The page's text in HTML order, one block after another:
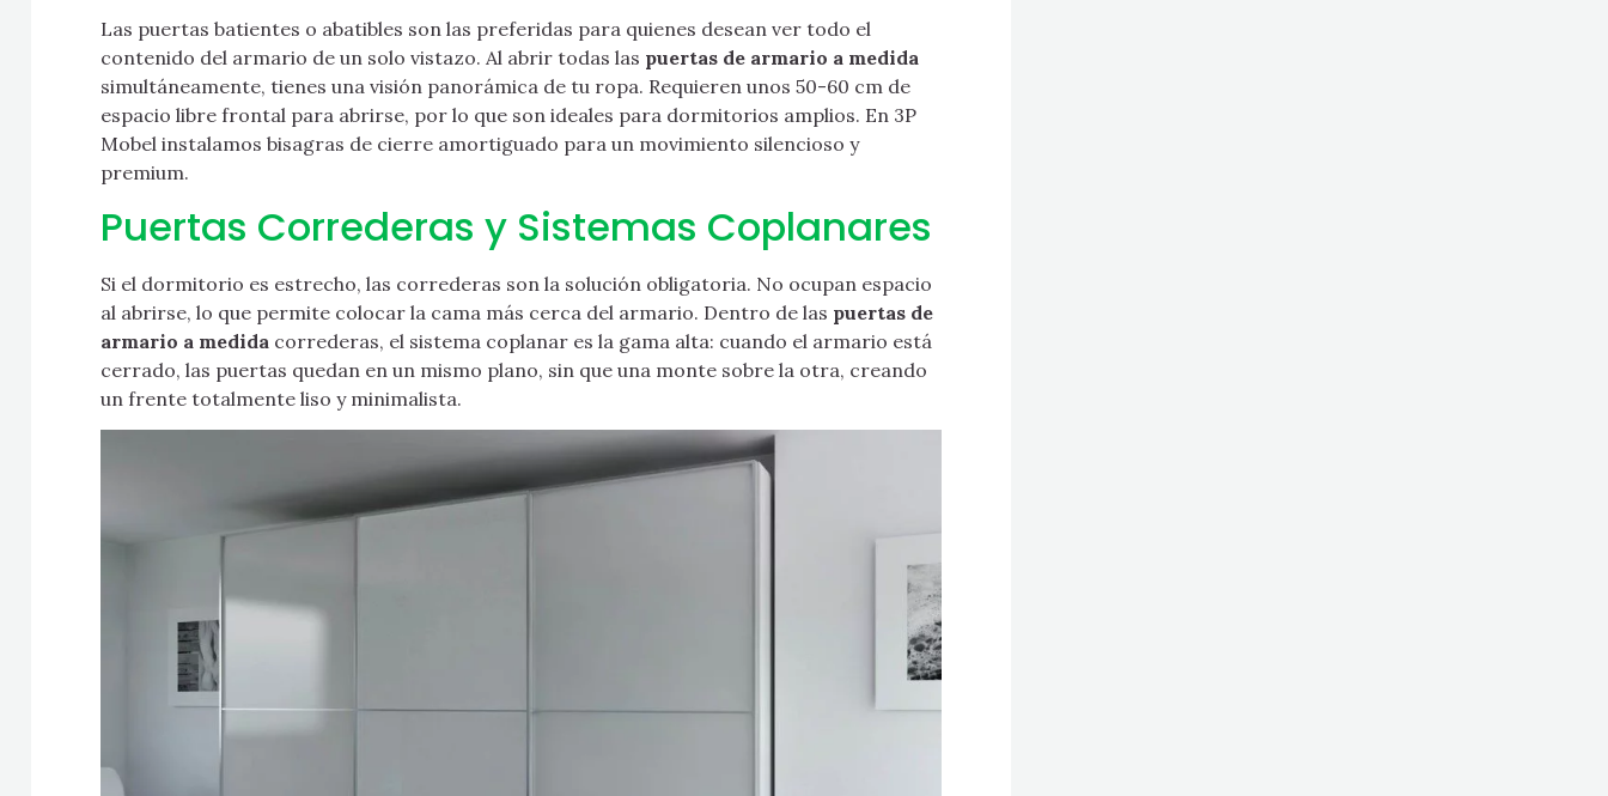
Las puertas batientes o abatibles son las preferidas para quienes desean ver todo el
contenido del armario de un solo vistazo. Al abrir todas las puertas de armario a medida
simultáneamente, tienes una visión panorámica de tu ropa. Requieren unos 50-60 cm de
espacio libre frontal para abrirse, por lo que son ideales para dormitorios amplios. En 3P
Mobel instalamos bisagras de cierre amortiguado para un movimiento silencioso y
premium.
Puertas Correderas y Sistemas Coplanares
Si el dormitorio es estrecho, las correderas son la solución obligatoria. No ocupan espacio
al abrirse, lo que permite colocar la cama más cerca del armario. Dentro de las puertas de
armario a medida correderas, el sistema coplanar es la gama alta: cuando el armario está
cerrado, las puertas quedan en un mismo plano, sin que una monte sobre la otra, creando
un frente totalmente liso y minimalista.